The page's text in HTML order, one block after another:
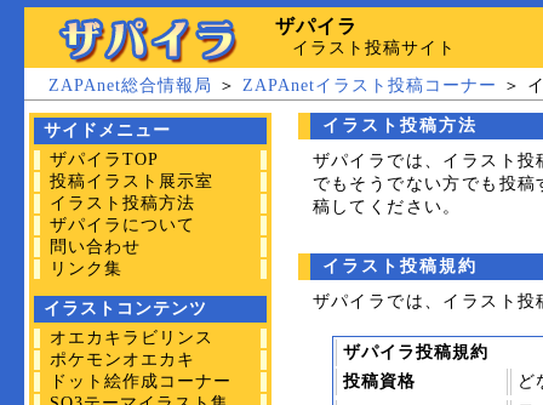
ザパイラ
イラスト投稿サイト
ZAPAnet総合情報局 ＞ ZAPAnetイラスト投稿コーナー ＞
サイドメニュー
ザパイラTOP
投稿イラスト展示室
イラスト投稿方法
ザパイラについて
問い合わせ
リンク集
イラストコンテンツ
オエカキラビリンス
ポケモンオエカキ
ドット絵作成コーナー
イラスト投稿方法
ザパイラでは、イラスト
でもそうでない方でも投
稿してください。
イラスト投稿規約
ザパイラでは、イラスト
ザパイラ投稿規約
投稿資格
ど